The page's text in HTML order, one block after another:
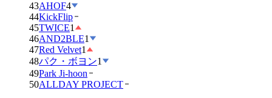
43AHOF4
44KickFlip
45TWICE1
46AND2BLE1
47Red Velvet1
48パク・ボヨン1
49Park Ji-hoon
50ALLDAY PROJECT